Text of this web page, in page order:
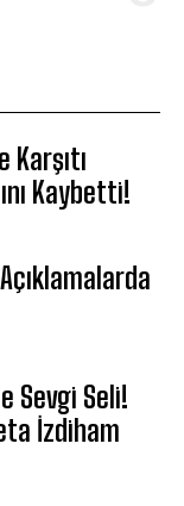
Karşıtı
Kaybetti!
Sevgi Seli!
İzdiham